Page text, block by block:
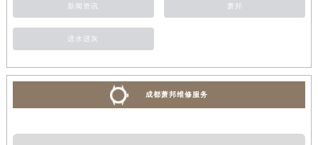
新闻资讯 萧邦
进水进灰
成都萧邦维修服务